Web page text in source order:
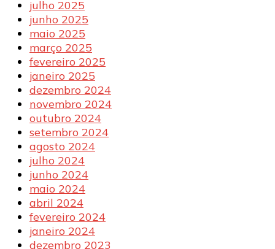
julho 2025
junho 2025
maio 2025
março 2025
fevereiro 2025
janeiro 2025
dezembro 2024
novembro 2024
outubro 2024
setembro 2024
agosto 2024
julho 2024
junho 2024
maio 2024
abril 2024
fevereiro 2024
janeiro 2024
dezembro 2023